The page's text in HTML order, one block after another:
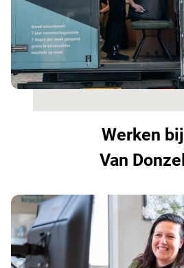
Werken bij
Van Donzel